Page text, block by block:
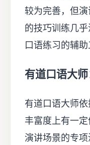
较为完善，但
的技巧训练几
口语练习的辅助
有道口语大
有道口语大师
丰富度上有一
演讲场景的专